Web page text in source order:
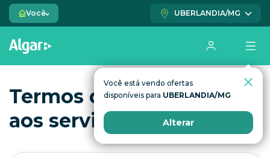
Você UBERLANDIA/MG
Você está vendo ofertas
disponíveis para UBERLANDIA/MG
Alterar
Termos de contratação
aos serviços Algar
Você está vendo ofertas
disponíveis para UBERLANDIA/MG
Alterar